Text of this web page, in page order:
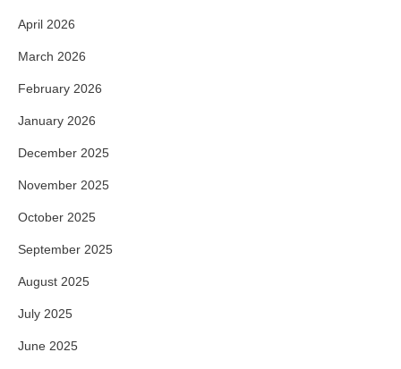
April 2026
March 2026
February 2026
January 2026
December 2025
November 2025
October 2025
September 2025
August 2025
July 2025
June 2025